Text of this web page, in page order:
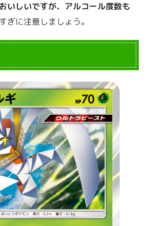
いしいですが、アルコール度数も
ぎに注意しましょう。